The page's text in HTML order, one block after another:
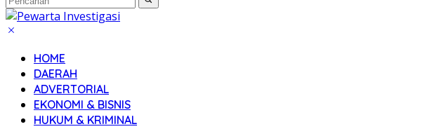
HOME
DAERAH
ADVERTORIAL
EKONOMI & BISNIS
HUKUM & KRIMINAL